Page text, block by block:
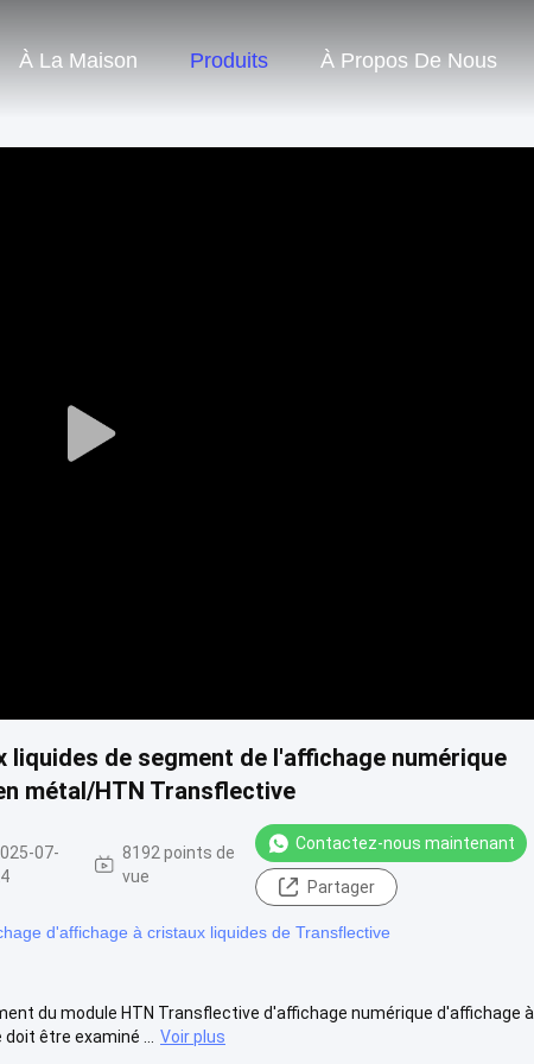
À La Maison Produits À Propos De Nous
Play
de segment de l'affichage numérique
métal/HTN Transflective
07-
8192 points de
vue
Contactez-nous maintenant
Partager
d'affichage à cristaux liquides de Transflective
du module HTN Transflective d'affichage numérique d'affichage à
être examiné ...
Voir plus